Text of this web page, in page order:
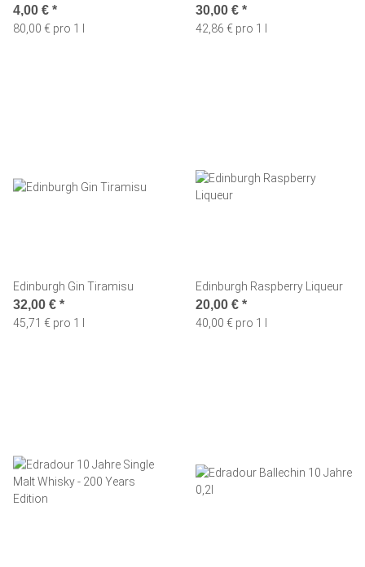
4,00 € *
80,00 € pro 1 l
30,00 € *
42,86 € pro 1 l
Edinburgh Gin Tiramisu
32,00 € *
45,71 € pro 1 l
Edinburgh Raspberry Liqueur
20,00 € *
40,00 € pro 1 l